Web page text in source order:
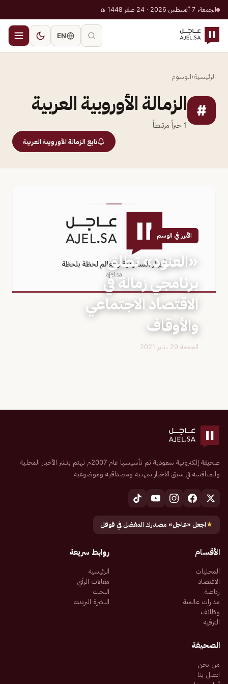
الجمعة، 7 أغسطس 2026 · 24 صفر 1448 هـ
EN
الرئيسية‹الوسوم
# الزمالة الأوروبية العربية
1 خبراً مرتبطاً
تابع الزمالة الأوروبية العربية
الأبرز في الوسم
«العنود» تطلق
برنامجي زمالة في
الاقتصاد الاجتماعي
والأوقاف
الجمعة 29 يناير 2021
صحيفة إلكترونية سعودية تم تأسيسها عام 2007م تهتم بنشر الأخبار المحلية
والمنافسة في سبق الأخبار بمهنية ومصداقية وموضوعية
★اجعل «عاجل» مصدرك المفضل في قوقل
الأقسام
المحليات
الاقتصاد
رياضة
مدارات عالمية
وظائف
الترفيه
روابط سريعة
الرئيسية
مقالات الرأي
البحث
النشرة البريدية
الصحيفة
من نحن
اتصل بنا